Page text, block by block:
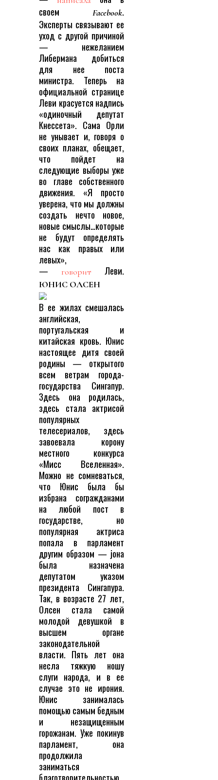
своем
Facebook.
Эксперты связывают ее
уход с другой причиной
— нежеланием
Либермана добиться
для нее поста
министра. Теперь на
официальной странице
Леви красуется надпись
«одиночный депутат
Кнессета». Сама Орли
не унывает и, говоря о
своих планах, обещает,
что пойдет на
следующие выборы уже
во главе собственного
движения. «Я просто
уверена, что мы должны
создать нечто новое,
новые смыслы…которые
не будут определять
нас как правых или
левых»,
—
говорит Леви.
ЮНИС ОЛСЕН
В ее жилах смешалась
английская,
португальская и
китайская кровь. Юнис
настоящее дитя своей
родины — открытого
всем ветрам города-
государства Сингапур.
Здесь она родилась,
здесь стала актрисой
популярных
телесериалов, здесь
завоевала корону
местного конкурса
«Мисс Вселенная».
Можно не сомневаться,
что Юнис была бы
избрана согражданами
на любой пост в
государстве, но
популярная актриса
попала в парламент
другим образом — jона
была назначена
депутатом указом
президента Сингапура.
Так, в возрасте 27 лет,
Олсен стала самой
молодой девушкой в
высшем органе
законодательной
власти. Пять лет она
несла тяжкую ношу
слуги народа, и в ее
случае это не ирония.
Юнис занималась
помощью самым бедным
и незащищенным
горожанам. Уже покинув
парламент, она
продолжила
заниматься